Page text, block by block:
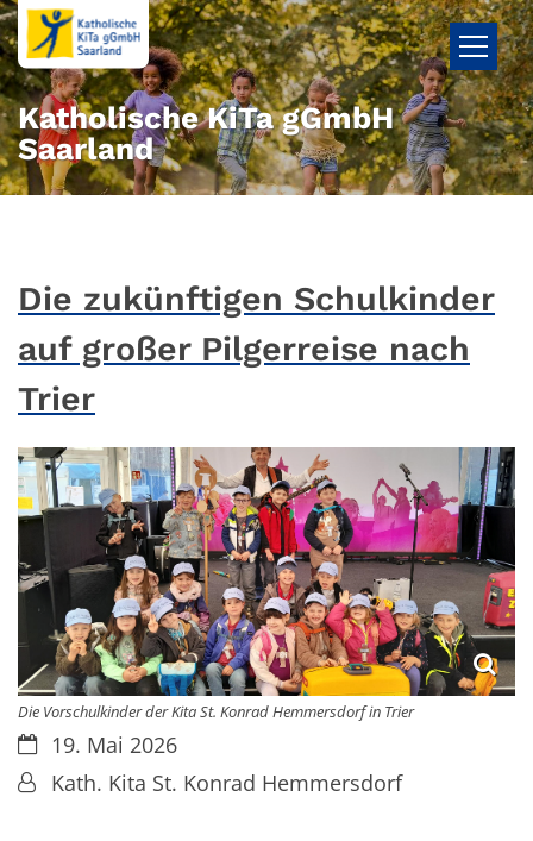
Zum Inhalt springen
Katholische KiTa gGmbH
Saarland
Die zukünftigen Schulkinder
auf großer Pilgerreise nach
Trier
Die Vorschulkinder der Kita St. Konrad Hemmersdorf in Trier
Datum:19. Mai 2026
Von:Kath. Kita St. Konrad Hemmersdorf